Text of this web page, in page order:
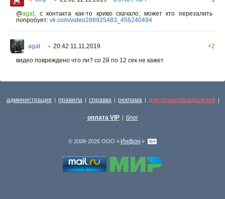
@agat,
с контакта как-то криво скачало, может кто перезалить
попробует: vk.com/video288925483_456240494
agat • 20:42 11.11.2019
+2
видео повреждено что ли? со 2й по 12 сек не кажет
администрация | правила | справка | реклама | для правообладателей |
оплата VIP | блог
© 2008-2026 ООО « Инфон »